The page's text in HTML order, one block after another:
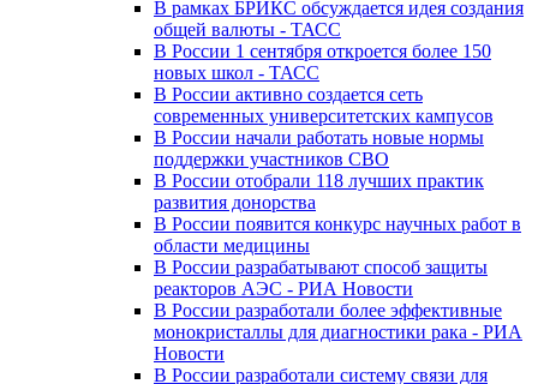
В рамках БРИКС обсуждается идея создания
общей валюты - ТАСС
В России 1 сентября откроется более 150
новых школ - ТАСС
В России активно создается сеть
современных университетских кампусов
В России начали работать новые нормы
поддержки участников СВО
В России отобрали 118 лучших практик
развития донорства
В России появится конкурс научных работ в
области медицины
В России разрабатывают способ защиты
реакторов АЭС - РИА Новости
В России разработали более эффективные
монокристаллы для диагностики рака - РИА
Новости
В России разработали систему связи для